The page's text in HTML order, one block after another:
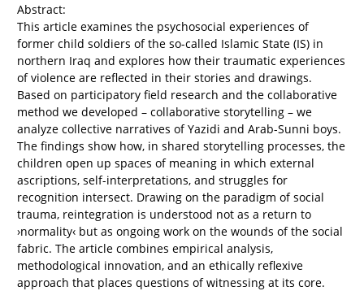
Abstract:
This article examines the psychosocial experiences of
former child soldiers of the so-called Islamic State (IS) in
northern Iraq and explores how their traumatic experiences
of violence are reflected in their stories and drawings.
Based on participatory field research and the collaborative
method we developed – collaborative storytelling – we
analyze collective narratives of Yazidi and Arab-Sunni boys.
The findings show how, in shared storytelling processes, the
children open up spaces of meaning in which external
ascriptions, self-interpretations, and struggles for
recognition intersect. Drawing on the paradigm of social
trauma, reintegration is understood not as a return to
›normality‹ but as ongoing work on the wounds of the social
fabric. The article combines empirical analysis,
methodological innovation, and an ethically reflexive
approach that places questions of witnessing at its core.